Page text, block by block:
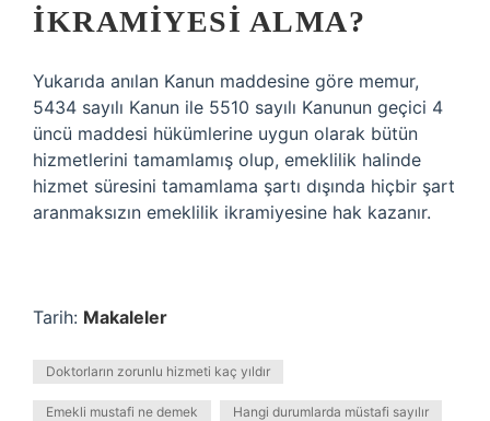
IKRAMIYESI ALMA?
Yukarıda anılan Kanun maddesine göre memur,
5434 sayılı Kanun ile 5510 sayılı Kanunun geçici 4
üncü maddesi hükümlerine uygun olarak bütün
hizmetlerini tamamlamış olup, emeklilik halinde
hizmet süresini tamamlama şartı dışında hiçbir şart
aranmaksızın emeklilik ikramiyesine hak kazanır.
Tarih: Makaleler
Doktorların zorunlu hizmeti kaç yıldır
Emekli mustafi ne demek Hangi durumlarda müstafi sayılır